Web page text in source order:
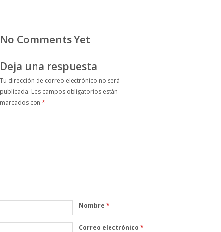
No Comments Yet
Deja una respuesta
Tu dirección de correo electrónico no será
publicada. Los campos obligatorios están
marcados con *
Nombre*
Correo electrónico*